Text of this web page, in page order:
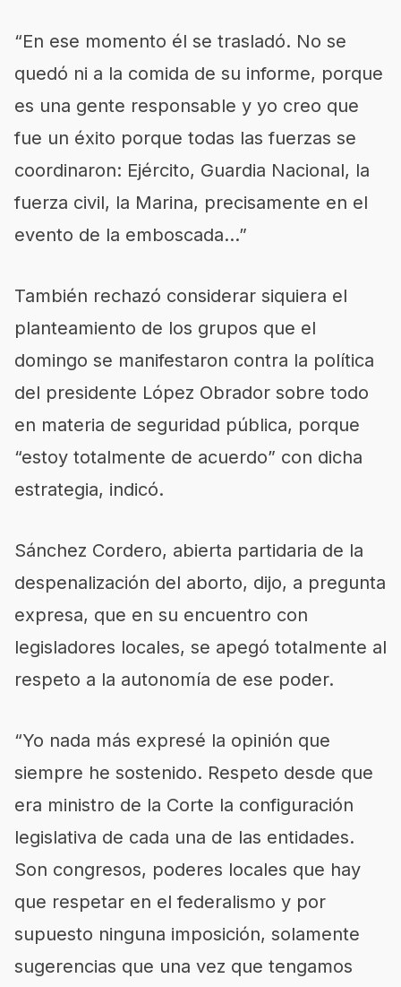
“En ese momento él se trasladó. No se
quedó ni a la comida de su informe, porque
es una gente responsable y yo creo que
fue un éxito porque todas las fuerzas se
coordinaron: Ejército, Guardia Nacional, la
fuerza civil, la Marina, precisamente en el
evento de la emboscada…”
También rechazó considerar siquiera el
planteamiento de los grupos que el
domingo se manifestaron contra la política
del presidente López Obrador sobre todo
en materia de seguridad pública, porque
“estoy totalmente de acuerdo” con dicha
estrategia, indicó.
Sánchez Cordero, abierta partidaria de la
despenalización del aborto, dijo, a pregunta
expresa, que en su encuentro con
legisladores locales, se apegó totalmente al
respeto a la autonomía de ese poder.
“Yo nada más expresé la opinión que
siempre he sostenido. Respeto desde que
era ministro de la Corte la configuración
legislativa de cada una de las entidades.
Son congresos, poderes locales que hay
que respetar en el federalismo y por
supuesto ninguna imposición, solamente
sugerencias que una vez que tengamos